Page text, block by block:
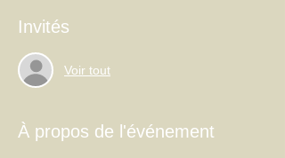
Invités
Voir tout
À propos de l'événement